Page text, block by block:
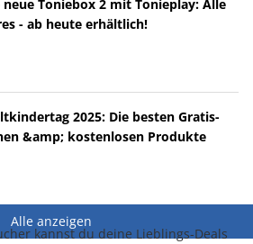
neue Toniebox 2 mit Tonieplay: Alle
- ab heute erhältlich!
2025: Die besten Gratis-
&amp; kostenlosen Produkte
Alle anzeigen
kannst du deine Lieblings-Deals